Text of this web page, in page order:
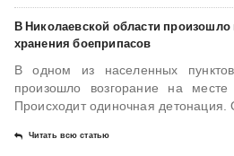
В Николаевской области произошло
хранения боеприпасов
В одном из населенных
произошло возгорание на месте
Происходит одиночная
Читать всю статью